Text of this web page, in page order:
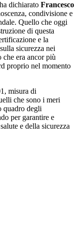
dichiarato Francesco
condivisione e
Quello che oggi
di questa
e la
sicurezza nei
era ancor più
proprio nel momento
misura di
che sono i meri
quadro degli
per garantire e
e della sicurezza